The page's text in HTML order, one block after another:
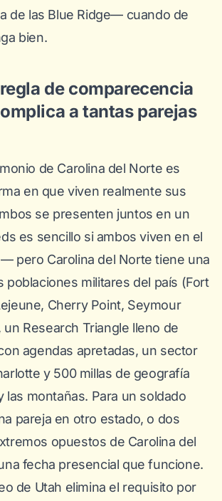
de las Blue Ridge— cuando de
bien.
de comparecencia
a tantas parejas
de Carolina del Norte es
en que viven realmente sus
se presenten juntos en un
es sencillo si ambos viven en el
pero Carolina del Norte tiene una
poblaciones militares del país (Fort
Cherry Point, Seymour
un Research Triangle lleno de
agendas apretadas, un sector
y 500 millas de geografía
las montañas. Para un soldado
pareja en otro estado, o dos
opuestos de Carolina del
fecha presencial que funcione.
de Utah elimina el requisito por